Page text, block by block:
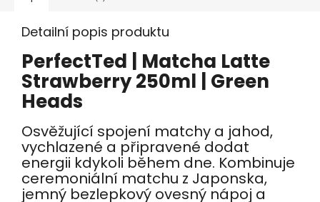
Detailní popis produktu
PerfectTed | Matcha Latte
Strawberry 250ml | Green
Heads
Osvěžující spojení matchy a jahod,
vychlazené a připravené dodat
energii kdykoli během dne. Kombinuje
ceremoniální matchu z Japonska,
jemný bezlepkový ovesný nápoj a